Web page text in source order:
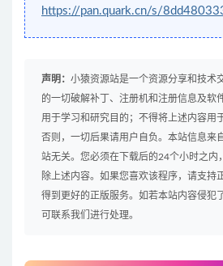
https://pan.quark.cn/s/
声明： 小猿资源站是一个资源分享和技术
的一切破解补丁、注册机和注册信息及软
用于学习和研究目的；不得将上述内容用
否则，一切后果请用户自负。本站信息来
站无关。您必须在下载后的24个小时之内
除上述内容。如果您喜欢该程序，请支持
得到更好的正版服务。如若本站内容侵犯
可联系我们进行处理。